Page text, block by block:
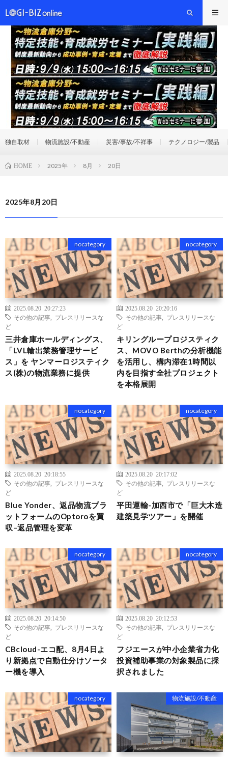
独自取材 物流施設/不動産 災害/事故/不祥事 テクノロジー/製品
HOME 2025年 8月 20日
2025年8月20日
nocategory
2025.08.20 20:27:23
その他の記事
プレスリリースな
ど
三井倉庫ホールディングス、
「LVL輸出業務管理サービ
ス」を ヤンマーロジスティク
ス(株)の物流業務に提供
nocategory
2025.08.20 20:20:16
その他の記事
プレスリリースな
ど
キリングループロジスティク
ス、MOVO Berthの分析機能
を活用し、構内滞在1時間以
内を目指す全社プロジェクト
を本格展開
nocategory
2025.08.20 20:18:55
その他の記事
プレスリリースな
ど
Blue Yonder、返品物流プラ
ットフォームのOptoroを買
収–返品管理を変革
nocategory
2025.08.20 20:17:02
その他の記事
プレスリリースな
ど
平田運輸-加西市で「巨大木造
建築見学ツアー」を開催
nocategory
2025.08.20 20:14:50
その他の記事
プレスリリースな
ど
CBcloud-エコ配、8月4日よ
り新拠点で自動仕分けソータ
ー機を導入
nocategory
2025.08.20 20:12:53
その他の記事
プレスリリースな
ど
フジエースが中小企業省力化
投資補助事業の対象製品に採
択されました
nocategory 物流施設/不動産